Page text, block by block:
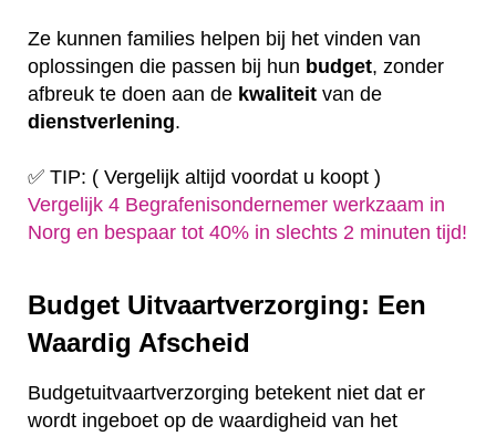
Ze kunnen families helpen bij het vinden van
oplossingen die passen bij hun budget, zonder
afbreuk te doen aan de kwaliteit van de
dienstverlening.
✅ TIP: ( Vergelijk altijd voordat u koopt )
Vergelijk 4 Begrafenisondernemer werkzaam in
Norg en bespaar tot 40% in slechts 2 minuten tijd!
Budget Uitvaartverzorging: Een
Waardig Afscheid
Budgetuitvaartverzorging betekent niet dat er
wordt ingeboet op de waardigheid van het